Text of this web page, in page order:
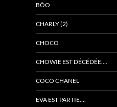
BÔO
CHARLY (2)
CHOCO
CHOWIE EST DÉCÉDÉE….
COCO CHANEL
EVA EST PARTIE….